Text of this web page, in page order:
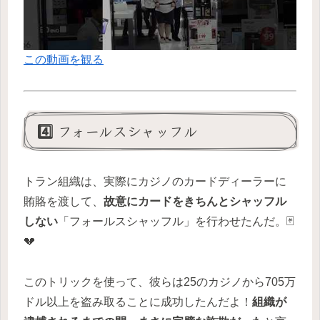
この動画を観る
4️⃣ フォールスシャッフル
トラン組織は、実際にカジノのカードディーラーに
賄賂を渡して、 故意にカードをきちんとシャッフル
しない 「フォールスシャッフル」を行わせたんだ。🃏
💔
このトリックを使って、彼らは25のカジノから705万
ドル以上を盗み取ることに成功したんだよ！ 組織が